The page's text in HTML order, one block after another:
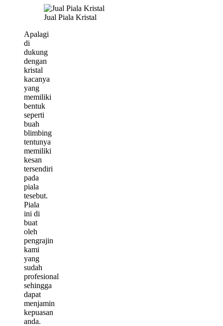
Jual Piala Kristal
Apalagi
di
dukung
dengan
kristal
kacanya
yang
memiliki
bentuk
seperti
buah
blimbing
tentunya
memiliki
kesan
tersendiri
pada
piala
tesebut.
Piala
ini di
buat
oleh
pengrajin
kami
yang
sudah
profesional
sehingga
dapat
menjamin
kepuasan
anda.